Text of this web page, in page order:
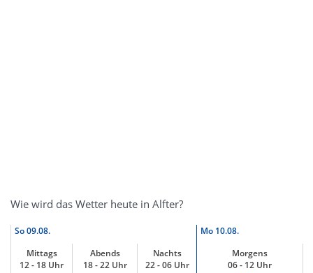
Wie wird das Wetter heute in Alfter?
So09.08. Mo 10.08.
Mittags
12 - 18 Uhr
Abends
18 - 22 Uhr
Nachts
22 - 06 Uhr
Morgens
06 - 12 Uhr